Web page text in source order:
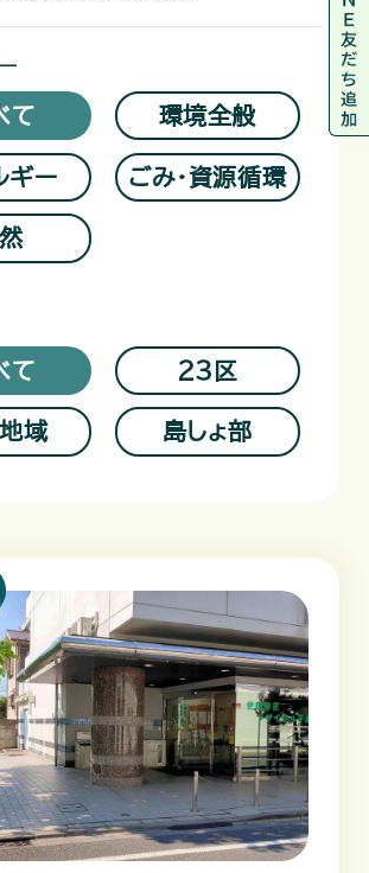
て 環境全般
ギー ごみ・資源循環
て 23区
域 島しょ部